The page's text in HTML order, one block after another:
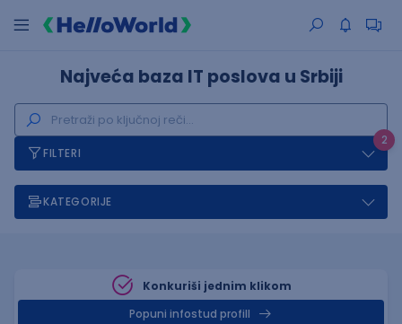
Najveća baza IT poslova u Srbiji
2
FILTERI
KATEGORIJE
Konkuriši jednim klikom
Popuni infostud profill